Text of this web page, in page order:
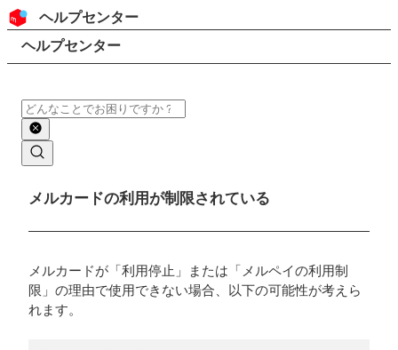
コンテンツにスキップ
ヘッダー
ヘルプセンター
検索
パンくずリスト
ヘルプセンター
検索
メインコンテンツ
メルカードの利用が制限されている
メルカードが「利用停止」または「メルペイの利用制
限」の理由で使用できない場合、以下の可能性が考えら
れます。